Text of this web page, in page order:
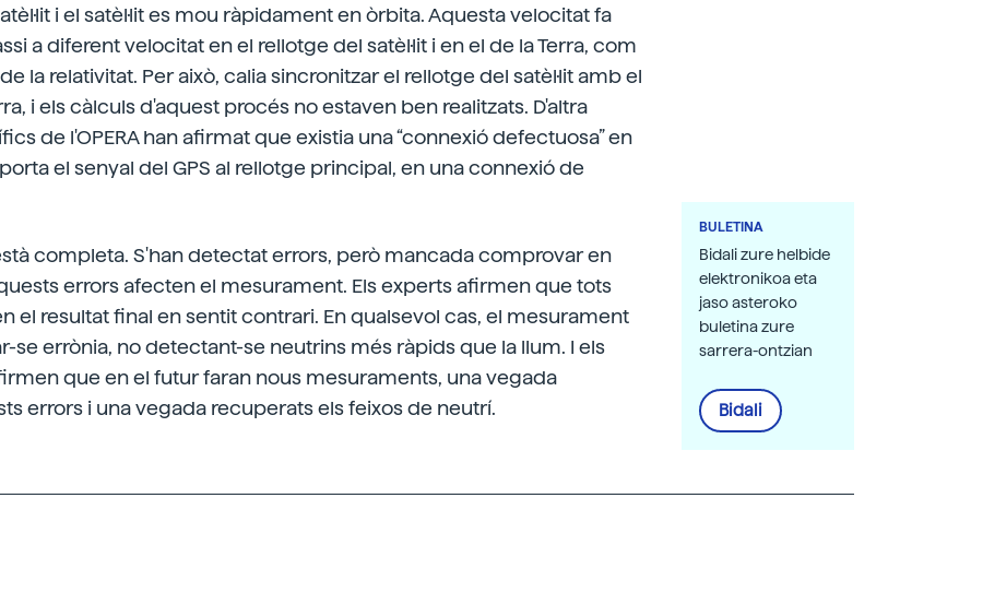
i el satèl·lit es mou ràpidament en òrbita. Aquesta velocitat fa
a diferent velocitat en el rellotge del satèl·lit i en el de la Terra, com
la relativitat. Per això, calia sincronitzar el rellotge del satèl·lit amb el
i els càlculs d'aquest procés no estaven ben realitzats. D'altra
de l'OPERA han afirmat que existia una “connexió defectuosa” en
el senyal del GPS al rellotge principal, en una connexió de
completa. S'han detectat errors, però mancada comprovar en
errors afecten el mesurament. Els experts afirmen que tots
el resultat final en sentit contrari. En qualsevol cas, el mesurament
se errònia, no detectant-se neutrins més ràpids que la llum. I els
que en el futur faran nous mesuraments, una vegada
errors i una vegada recuperats els feixos de neutrí.
BULETINA
Bidali zure helbide
elektronikoa eta
jaso asteroko
buletina zure
sarrera-ontzian
Bidali